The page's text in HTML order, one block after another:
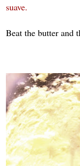
suave.
Beat the butter and